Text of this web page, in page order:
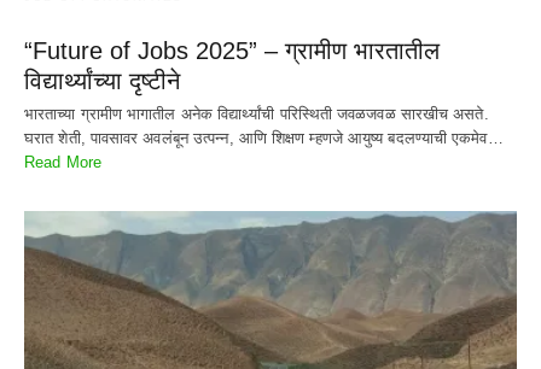
“Future of Jobs 2025” – ग्रामीण भारतातील
विद्यार्थ्यांच्या दृष्टीने
भारताच्या ग्रामीण भागातील अनेक विद्यार्थ्यांची परिस्थिती जवळजवळ सारखीच असते.
घरात शेती, पावसावर अवलंबून उत्पन्न, आणि शिक्षण म्हणजे आयुष्य बदलण्याची एकमेव…
Read More